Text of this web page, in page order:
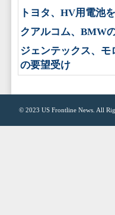
トヨタ、HV用電池
クアルコム、BMW
ジェンテックス、
の要望受け
© 2023 US Frontline News . All